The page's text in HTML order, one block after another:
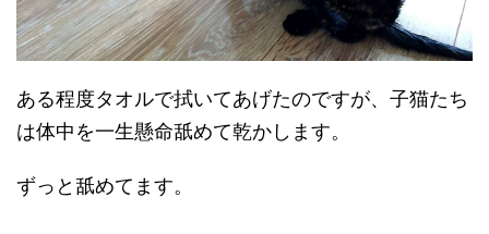
ある程度タオルで拭いてあげたのですが、子猫たち
は体中を一生懸命舐めて乾かします。
ずっと舐めてます。